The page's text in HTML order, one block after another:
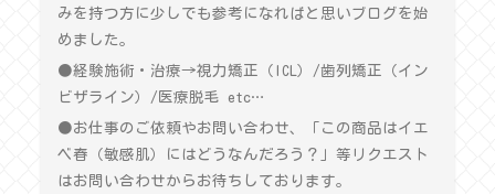
みを持つ方に少しでも参考になればと思いブログを始
めました。
●経験施術・治療→視力矯正（ICL）/歯列矯正（イン
ビザライン）/医療脱毛 etc…
●お仕事のご依頼やお問い合わせ、「この商品はイエ
ベ春（敏感肌）にはどうなんだろう？」等リクエスト
はお問い合わせからお待ちしております。